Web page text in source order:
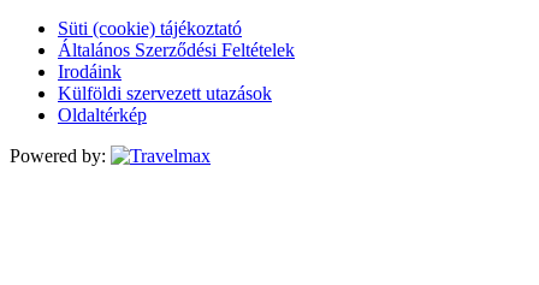
Süti (cookie) tájékoztató
Általános Szerződési Feltételek
Irodáink
Külföldi szervezett utazások
Oldaltérkép
Powered by: